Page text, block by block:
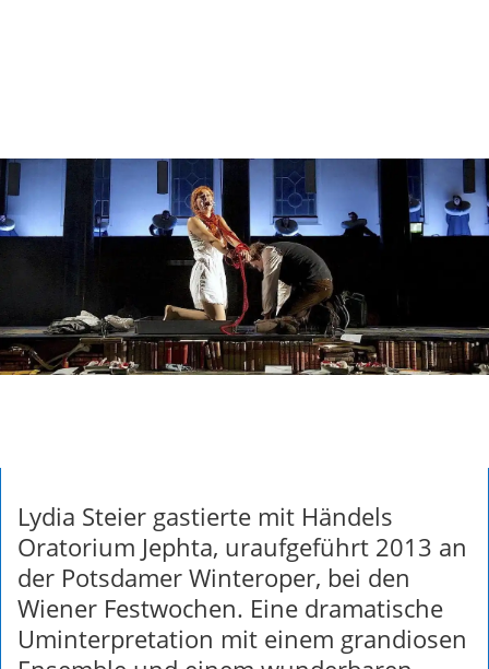
Lydia Steier gastierte mit Händels
Oratorium Jephta, uraufgeführt 2013 an
der Potsdamer Winteroper, bei den
Wiener Festwochen. Eine dramatische
Uminterpretation mit einem grandiosen